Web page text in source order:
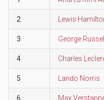
2 Lewis
3 George Russell
4 Charles
5 Lando Norris
6 Max